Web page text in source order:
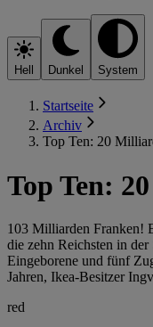
Hell Dunkel System
Startseite
Archiv
Top Ten: 20
Top Ten:
103 Milliarden Franken!
die zehn Reichsten in
Eingeborene und fünf
Jahren, Ikea-Besitzer
red